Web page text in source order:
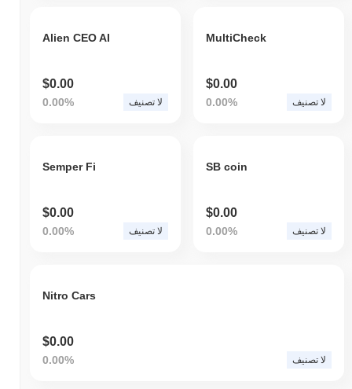
Alien CEO AI
$0.00
0.00% لا تصنيف
MultiCheck
$0.00
0.00% لا تصنيف
Semper Fi
$0.00
0.00% لا تصنيف
SB coin
$0.00
0.00% لا تصنيف
Nitro Cars
$0.00
0.00% لا تصنيف